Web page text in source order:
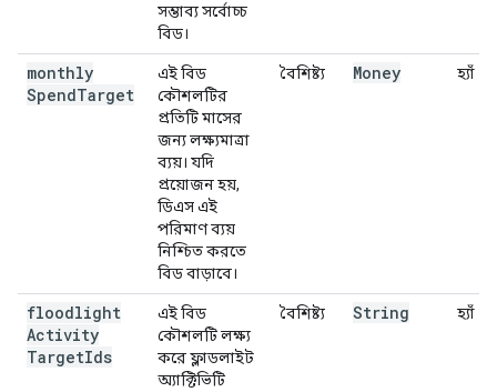
সম্ভাব্য সর্বোচ্চ
বিড।
monthly
SpendTarget
এই বিড
কৌশলটির
প্রতিটি মাসের
জন্য লক্ষ্যমাত্রা
ব্যয়। যদি
প্রয়োজন হয়,
ডিএস এই
পরিমাণ ব্যয়
নিশ্চিত করতে
বিড বাড়াবে।
বৈশিষ্ট্য Money হ্যাঁ
floodlight
Activity
TargetIds
এই বিড
কৌশলটি লক্ষ্য
করে ফ্লাডলাইট
অ্যাক্টিভিটি
বৈশিষ্ট্য String হ্যাঁ